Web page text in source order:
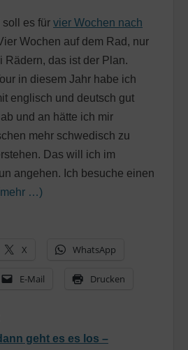
soll es für vier Wochen nach
Wochen auf dem Rad, nur
Rädern, das ist der Plan.
in diesem Jahr habe ich
englisch und deutsch gut
und an hätte ich mir
mehr schwedisch zu
Das will ich im
angehen. Ich besuche einen
…)
X WhatsApp
E-Mail Drucken
geht es es los –